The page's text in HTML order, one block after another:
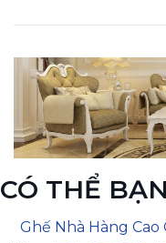
CÓ THỂ
Ghế Nhà Hàng Cao